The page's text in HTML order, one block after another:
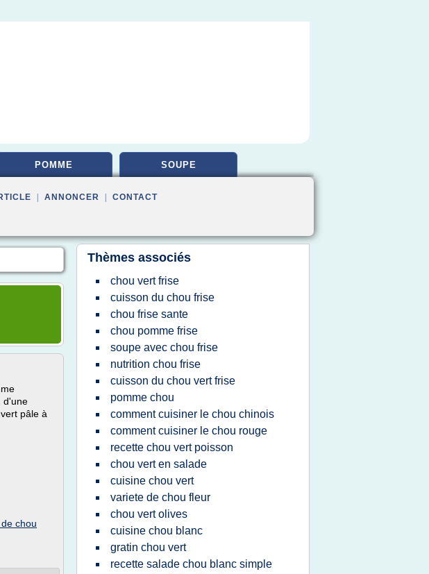
POMME SOUPE
ANNONCER CONTACT
d'une
pâle à
chou
Thèmes associés
chou vert frise
cuisson du chou frise
chou frise sante
chou pomme frise
soupe avec chou frise
nutrition chou frise
cuisson du chou vert frise
pomme chou
comment cuisiner le chou chinois
comment cuisiner le chou rouge
recette chou vert poisson
chou vert en salade
cuisine chou vert
variete de chou fleur
chou vert olives
cuisine chou blanc
gratin chou vert
recette salade chou blanc simple